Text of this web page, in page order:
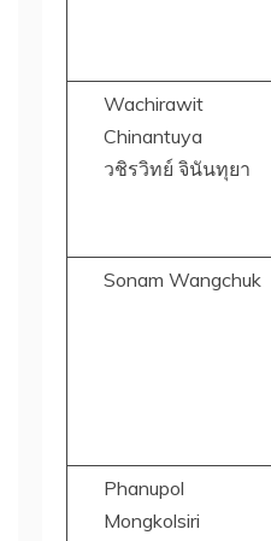
Wachirawit
Chinantuya
วชิรวิทย์ จินันทุยา
Sonam Wangchuk
Phanupol
Mongkolsiri